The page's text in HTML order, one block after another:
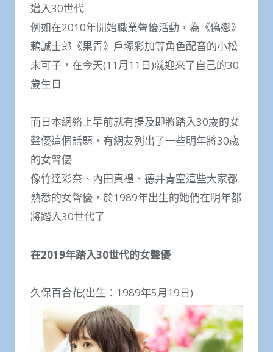
邁入30世代
例如在2010年開始職業聲優活動，為《偽戀》
鶇誠士郎《果青》戶塚彩加等角色配音的小松
未可子，在今天(11月11日)就迎來了自己的30
歲生日
而日本網絡上早前就有提及即將踏入30歲的女
聲優這個話題，有網友列出了一些明年將30歲
的女聲優
像竹達彩奈、內田真禮、德井青空這些大家都
熟悉的女聲優，於1989年出生的她們在明年都
將踏入30世代了
在2019年踏入30世代的女聲優
久保百合花(出生：1989年5月19日)